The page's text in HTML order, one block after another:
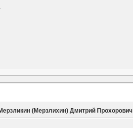
(Мерзлихин) Дмитрий Прохорович